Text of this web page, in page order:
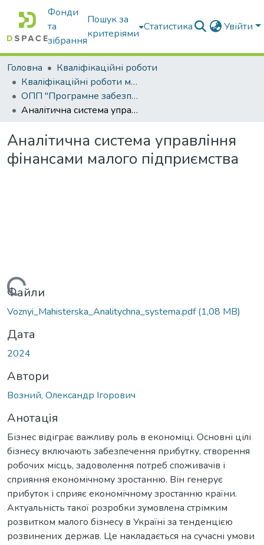
Фонди
та
зібрання
Пошук за
критеріями
Статистика Увійти
Головна
Кваліфікаційні роботи
Кваліфікаційні роботи магістрів
ОПП "Програмне забезпечення інформаційних систем"
Аналітична система управління фінансами малого підприємства
Аналітична система управління
фінансами малого підприємства
Файли
Voznyi_Mahisterska_Analitychna_systema.pdf(1,08 MB)
Дата
2024
Автори
Возний, Олександр Ігорович
Анотація
Бізнес відіграє важливу роль в економіці. Основні цілі
бізнесу включають забезпечення прибутку, створення
робочих місць, задоволення потреб споживачів і
сприяння економічному зростанню. Він генерує
прибуток і сприяє економічному зростанню країни.
Актуальність такої розробки зумовлена стрімким
розвитком малого бізнесу в Україні за тенденцією
розвинених держав. Це накладається на сучасні умови